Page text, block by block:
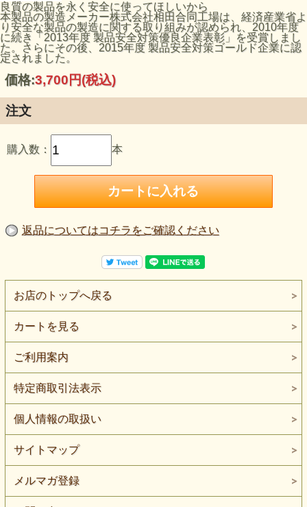
良質の製品を永く安全に使ってほしいから
本製品の製造メーカー株式会社相田合同工場は、経済産業省よ
り安全な製品の製造に関する取り組みが認められ、2010年度
に続き「2013年度 製品安全対策優良企業表彰」を受賞しまし
た。さらにその後、2015年度 製品安全対策ゴールド企業に認
定されました。
価格:3,700円(税込)
注文
購入数： 本
返品についてはコチラをご確認ください
お店のトップへ戻る
カートを見る
ご利用案内
特定商取引法表示
個人情報の取扱い
サイトマップ
メルマガ登録